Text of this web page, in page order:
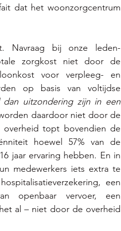
dat het woonzorgcentrum
Navraag bij onze leden-
zorgkost niet door de
voor verpleeg- en
op basis van voltijdse
uitzondering zijn in een
daardoor niet door de
overheid topt bovendien de
hoewel 57% van de
jaar ervaring hebben. En in
medewerkers iets extra te
een
openbaar vervoer, een
al – niet door de overheid